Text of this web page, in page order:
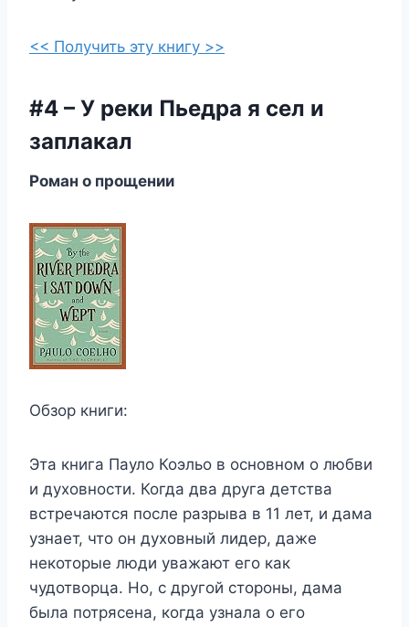
<< Получить эту книгу >>
#4 – У реки Пьедра я сел и
заплакал
Роман о прощении
Обзор книги:
Эта книга Пауло Коэльо в основном о любви
и духовности. Когда два друга детства
встречаются после разрыва в 11 лет, и дама
узнает, что он духовный лидер, даже
некоторые люди уважают его как
чудотворца. Но, с другой стороны, дама
была потрясена, когда узнала о его